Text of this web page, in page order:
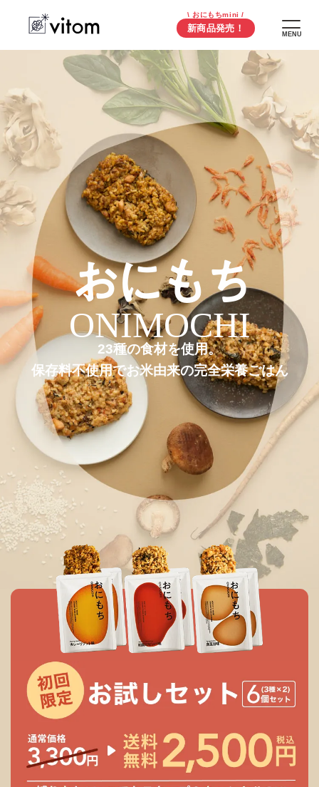
\ おにもちmini /
新商品発売！
MENU
おにもち
ONIMOCHI
23種の食材を使用。
保存料不使用でお米由来の完全栄養ごはん